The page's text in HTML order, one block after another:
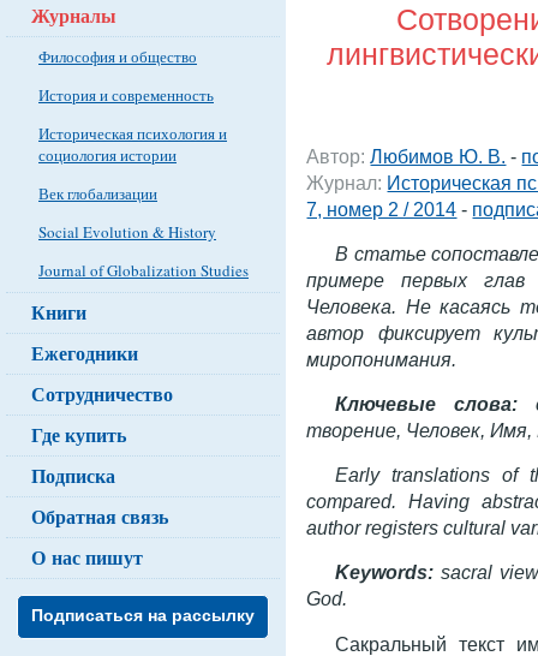
Автор: Любимов Ю. В. -
Журнал: Историческая
7, номер 2 / 2014 -
В статье
примере первых
Человека. Не касаясь
автор фиксирует
миропонимания.
Ключевые слова:
творение, Человек, Имя,
Early translations of
compared. Having
author registers cultural
Keywords: sacral
God.
Сакральный текст
Журналы
Философия и общество
История и современность
Историческая психология и
социология истории
Век глобализации
Social Evolution & History
Journal of Globalization Studies
Книги
Ежегодники
Сотрудничество
Где купить
Подписка
Обратная связь
О нас пишут
Подписаться на рассылку